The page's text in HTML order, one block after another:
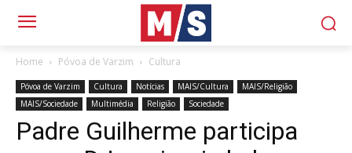
Home Póvoa de Varzim Cultura
Póvoa de Varzim Cultura Notícias MAIS/Cultura
MAIS/Religião
MAIS/Sociedade
Multimédia Religião Sociedade
Padre Guilherme participa